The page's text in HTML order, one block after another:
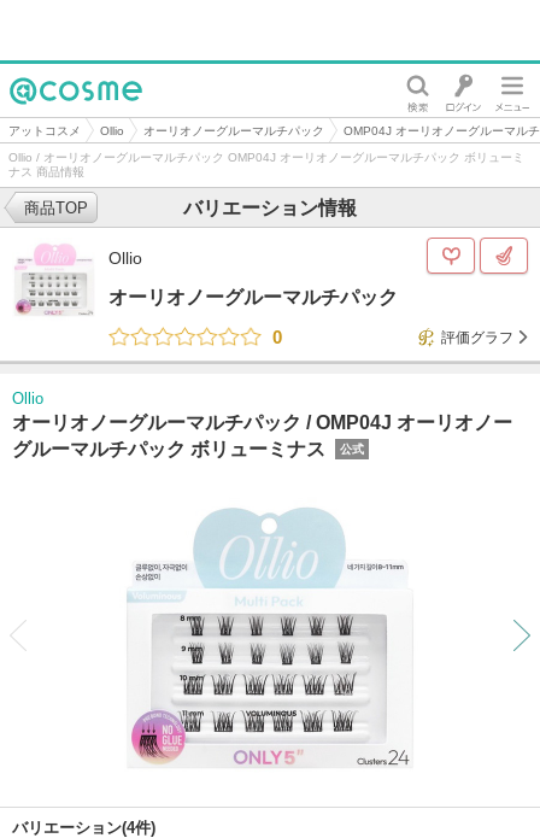
@cosme
アットコスメ Ollio オーリオノーグルーマルチパック
OMP04J オーリオノーグルーマル
Ollio / オーリオノーグルーマルチパック OMP04J オーリオノーグルーマルチパック ボリューミ
ナス 商品情報
バリエーション情報
商品TOP
Ollio
オーリオノーグルーマルチパック
0
評価グラフ
Ollio
オーリオノーグルーマルチパック /OMP04J オーリオノー
グルーマルチパック ボリューミナス
公式
バリエーション(4件)